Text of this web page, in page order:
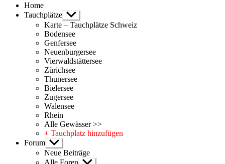
Home
Tauchplätze Untermenü
anzeigen
Karte – Tauchplätze Schweiz
Bodensee
Genfersee
Neuenburgersee
Vierwaldstättersee
Zürichsee
Thunersee
Bielersee
Zugersee
Walensee
Rhein
Alle Gewässer >>
+ Tauchplatz hinzufügen
Forum Untermenü
anzeigen
Neue Beiträge
Alle Foren Untermenü